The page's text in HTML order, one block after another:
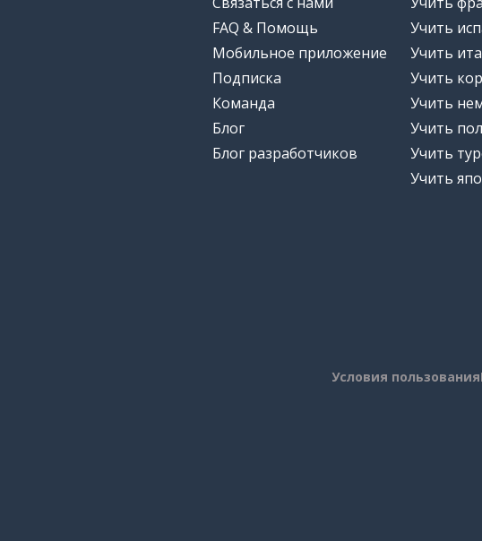
FAQ & Помощь
Мобильное приложение
Подписка
Команда
Блог
Блог разработчиков
Учить
Учить
Учить
Учить
Учить
Учить
Учить
Условия пользования